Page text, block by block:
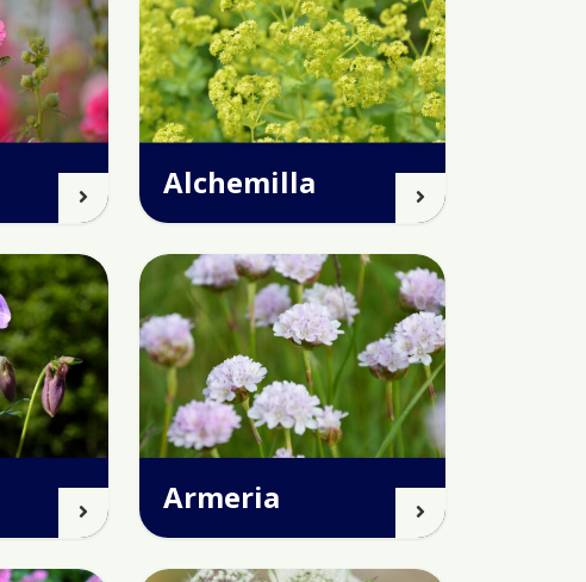
Alchemilla
Armeria